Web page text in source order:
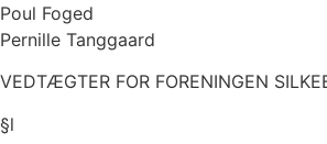
Poul Foged
Pernille Tanggaard
VEDTÆGTER FOR FORENINGEN
§l